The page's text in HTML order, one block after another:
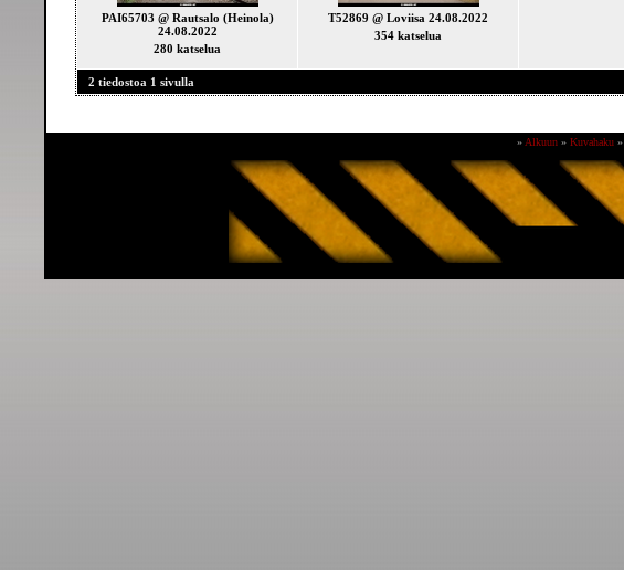
PAI65703 @ Rautsalo (Heinola)
24.08.2022
280 katselua
T52869 @ Loviisa 24.08.2022
354 katselua
2 tiedostoa 1 sivulla
» Alkuun» Kuvahaku»